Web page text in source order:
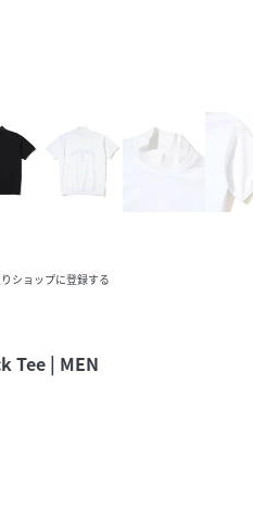
ショップに登録する
Tee | MEN